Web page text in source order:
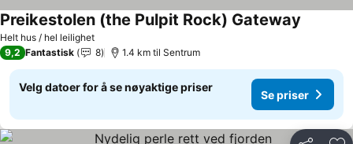
Helt hus / hel leilighet
Preikestolen (the Pulpit Rock) Gateway
9,2 Fantastisk 8 1.4 km til Sentrum
Velg datoer for å se nøyaktige priser
Se priser